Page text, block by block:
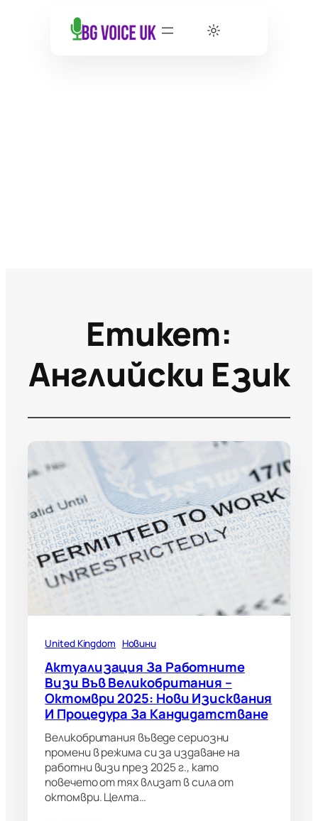
Етикет:
Английски Език
United Kingdom Новини
Актуализация За Работните
Визи Във Великобритания –
Октомври 2025: Нови Изисквания
И Процедура За Кандидатстване
Великобритания въведе сериозни
промени в режима си за издаване на
работни визи през 2025 г., като
повечето от тях влизат в сила от
октомври. Целта…